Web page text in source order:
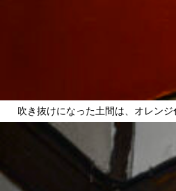
吹き抜けになった土間は、オレン